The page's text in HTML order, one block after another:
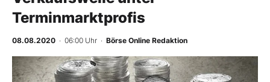
BO-Musterdepots
Terminmarktprofis
08.08.2020 · 06:00 Uhr · Börse Online Redaktion